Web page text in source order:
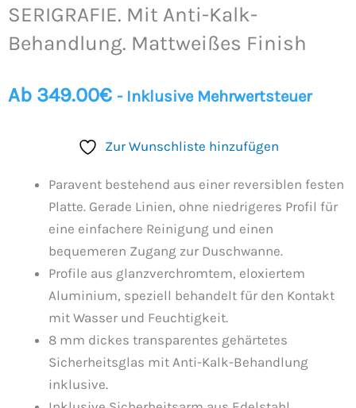
SERIGRAFIE. Mit Anti-Kalk-
Behandlung. Mattweißes Finish
Ab 349.00€ - Inklusive Mehrwertsteuer
Zur Wunschliste hinzufügen
Paravent bestehend aus einer reversiblen festen
Platte. Gerade Linien, ohne niedrigeres Profil für
eine einfachere Reinigung und einen
bequemeren Zugang zur Duschwanne.
Profile aus glanzverchromtem, eloxiertem
Aluminium, speziell behandelt für den Kontakt
mit Wasser und Feuchtigkeit.
8 mm dickes transparentes gehärtetes
Sicherheitsglas mit Anti-Kalk-Behandlung
inklusive.